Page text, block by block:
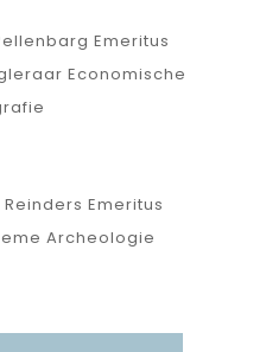
Emeritus
Economische
Reinders Emeritus
Archeologie